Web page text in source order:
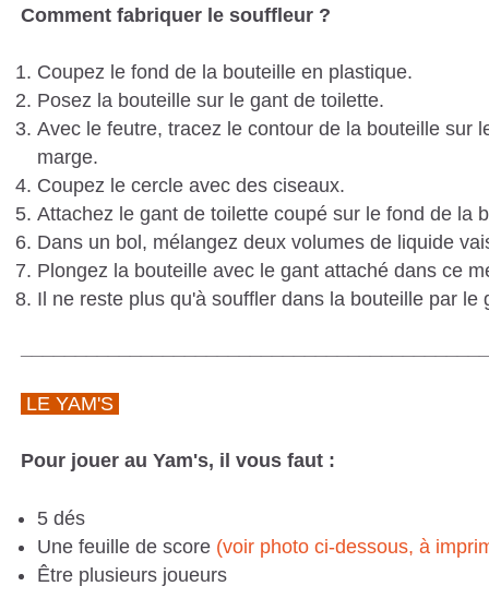
Comment fabriquer le souffleur ?
Coupez le fond de la bouteille en plastique.
Posez la bouteille sur le gant de toilette.
Avec le feutre, tracez le contour de la bouteille sur
marge.
Coupez le cercle avec des ciseaux.
Attachez le gant de toilette coupé sur le fond de la
Dans un bol, mélangez deux volumes de liquide
Plongez la bouteille avec le gant attaché dans ce
Il ne reste plus qu'à souffler dans la bouteille par le
LE YAM'S
Pour jouer au Yam's, il vous faut :
5 dés
Une feuille de score (voir photo ci-dessous, à
Être plusieurs joueurs